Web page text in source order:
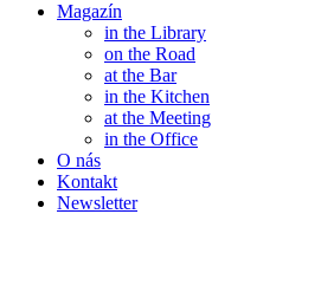
Magazín
in the Library
on the Road
at the Bar
in the Kitchen
at the Meeting
in the Office
O nás
Kontakt
Newsletter